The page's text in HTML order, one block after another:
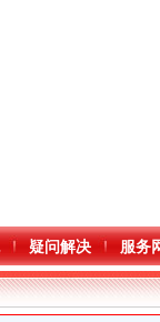
疑问解决 服务